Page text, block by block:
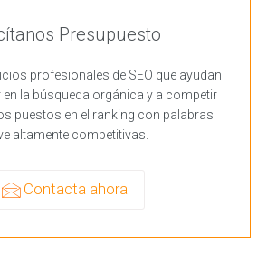
Presupuesto
profesionales de SEO que ayudan
en la búsqueda orgánica y a competir
puestos en el ranking con palabras
altamente competitivas.
Contacta ahora